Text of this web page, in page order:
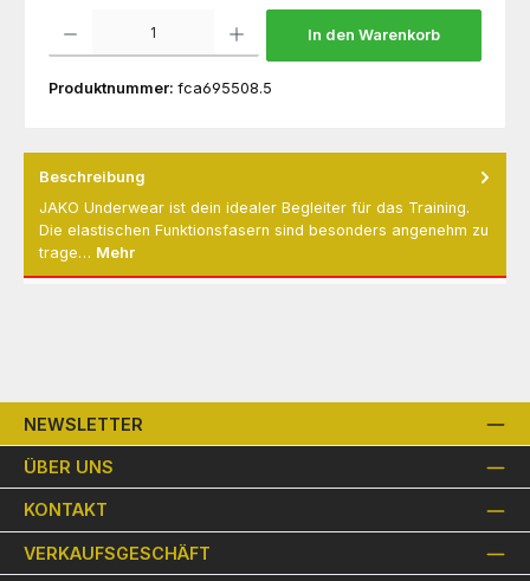
In den Warenkorb
Produktnummer: fca695508.5
Beschreibung
JAKO Underwear ist dein idealer Begleiter für das Training.
Die elastischen Funktionsfasern sind besonders angenehm zu
trage… Mehr
NEWSLETTER
ÜBER UNS
KONTAKT
VERKAUFSGESCHÄFT